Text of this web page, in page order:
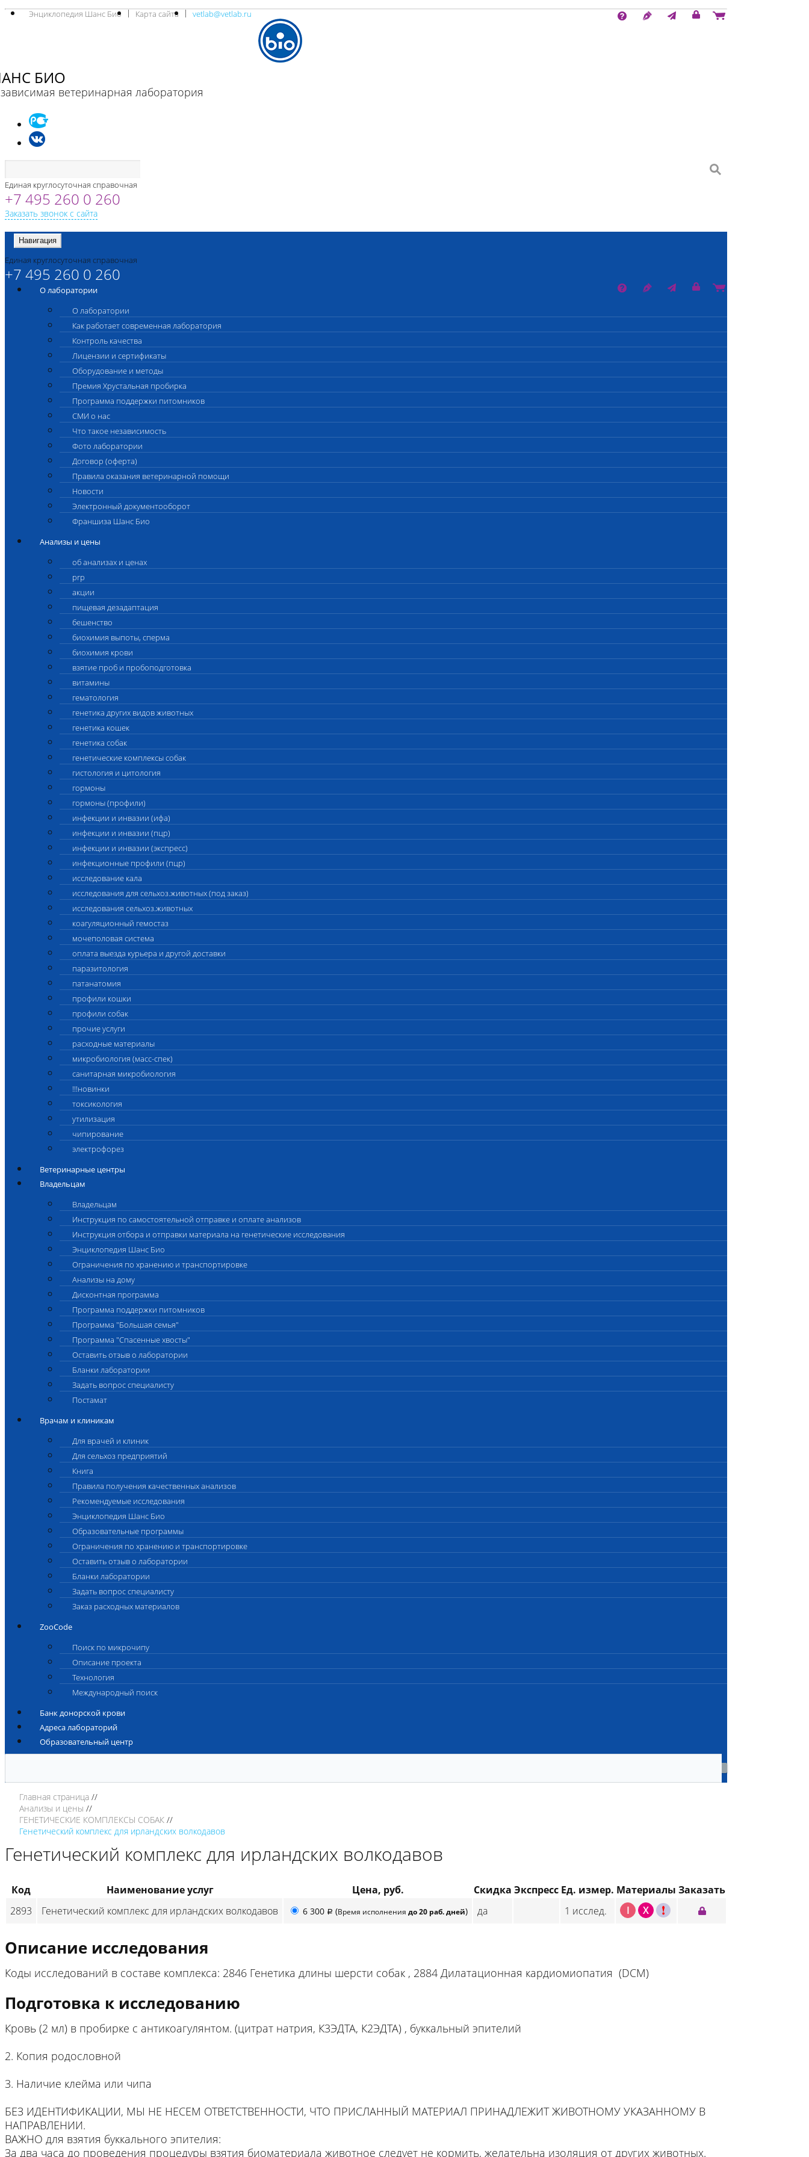
Энциклопедия Шанс Био Карта сайта vetlab@vetlab.ru
БИО
ветеринарная лаборатория
Единая круглосуточная справочная
+7 495 260 0 260
Заказать звонок с сайта
Навигация
Единая круглосуточная справочная
+7 495 260 0 260
О лаборатории
О лаборатории
Как работает современная лаборатория
Контроль качества
Лицензии и сертификаты
Оборудование и методы
Премия Хрустальная пробирка
Программа поддержки питомников
СМИ о нас
Что такое независимость
Фото лаборатории
Договор (оферта)
Правила оказания ветеринарной помощи
Новости
Электронный документооборот
Франшиза Шанс Био
Анализы и цены
об анализах и ценах
prp
акции
пищевая дезадаптация
бешенство
биохимия выпоты, сперма
биохимия крови
взятие проб и пробоподготовка
витамины
гематология
генетика других видов животных
генетика кошек
генетика собак
генетические комплексы собак
гистология и цитология
гормоны
гормоны (профили)
инфекции и инвазии (ифа)
инфекции и инвазии (пцр)
инфекции и инвазии (экспресс)
инфекционные профили (пцр)
исследование кала
исследования для сельхоз.животных (под заказ)
исследования сельхоз.животных
коагуляционный гемостаз
мочеполовая система
оплата выезда курьера и другой доставки
паразитология
патанатомия
профили кошки
профили собак
прочие услуги
расходные материалы
микробиология (масс-спек)
санитарная микробиология
!!!новинки
токсикология
утилизация
чипирование
электрофорез
Ветеринарные центры
Владельцам
Владельцам
Инструкция по самостоятельной отправке и оплате анализов
Инструкция отбора и отправки материала на генетические исследования
Энциклопедия Шанс Био
Ограничения по хранению и транспортировке
Анализы на дому
Дисконтная программа
Программа поддержки питомников
Программа "Большая семья"
Программа "Спасенные хвосты"
Оставить отзыв о лаборатории
Бланки лаборатории
Задать вопрос специалисту
Постамат
Врачам и клиникам
Для врачей и клиник
Для сельхоз предприятий
Книга
Правила получения качественных анализов
Рекомендуемые исследования
Энциклопедия Шанс Био
Образовательные программы
Ограничения по хранению и транспортировке
Оставить отзыв о лаборатории
Бланки лаборатории
Задать вопрос специалисту
Заказ расходных материалов
ZooCode
Поиск по микрочипу
Описание проекта
Технология
Международный поиск
Банк донорской крови
Адреса лабораторий
Образовательный центр
Главная страница
Анализы и цены
ГЕНЕТИЧЕСКИЕ КОМПЛЕКСЫ СОБАК
Генетический комплекс для ирландских волкодавов
Генетический комплекс для ирландских волкодавов
Код Наименование услуг Цена, руб. Скидка Экспресс Ед. измер. Материалы Заказать
2893
Генетический комплекс для ирландских волкодавов 6 300 p (Время исполнения до 20 раб. дней) да 1 исслед. I X C
Описание исследования
Коды исследований в составе комплекса: 2846 Генетика длины шерсти собак , 2884 Дилатационная кардиомиопатия (DCM)
Подготовка к исследованию
Кровь (2 мл) в пробирке с антикоагулянтом. (цитрат натрия, К3ЭДТА, К2ЭДТА) , буккальный эпителий
2. Копия родословной
3. Наличие клейма или чипа
БЕЗ ИДЕНТИФИКАЦИИ, МЫ НЕ НЕСЕМ ОТВЕТСТВЕННОСТИ, ЧТО ПРИСЛАННЫЙ МАТЕРИАЛ ПРИНАДЛЕЖИТ ЖИВОТНОМУ УКАЗАННОМУ В
НАПРАВЛЕНИИ.
ВАЖНО для взятия буккального эпителия:
За два часа до проведения процедуры взятия биоматериала животное следует не кормить, желательна изоляция от других животных.